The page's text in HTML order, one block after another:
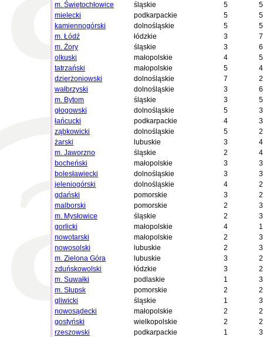
m. Świętochłowice
śląskie 5
5
mielecki
podkarpackie 5
5
kamiennogórski
dolnośląskie 5
5
m. Łódź
łódzkie 3
7
m. Żory
śląskie 3
6
olkuski
małopolskie 4
5
tatrzański
małopolskie 5
4
dzierżoniowski
dolnośląskie 7
2
wałbrzyski
dolnośląskie 3
6
m. Bytom
śląskie 3
5
głogowski
dolnośląskie 5
3
łańcucki
podkarpackie 4
3
ząbkowicki
dolnośląskie 5
2
żarski
lubuskie 3
4
m. Jaworzno
śląskie 2
4
bocheński
małopolskie 3
3
bolesławiecki
dolnośląskie 3
3
jeleniogórski
dolnośląskie 4
2
gdański
pomorskie 3
2
malborski
pomorskie 2
3
m. Mysłowice
śląskie 2
3
gorlicki
małopolskie 4
1
nowotarski
małopolskie 2
3
nowosolski
lubuskie 2
3
m. Zielona Góra
lubuskie 3
2
zduńskowolski
łódzkie 3
2
m. Suwałki
podlaskie 1
3
m. Słupsk
pomorskie 2
2
gliwicki
śląskie 1
3
nowosądecki
małopolskie 2
2
gostyński
wielkopolskie 2
2
rzeszowski
podkarpackie 1
3